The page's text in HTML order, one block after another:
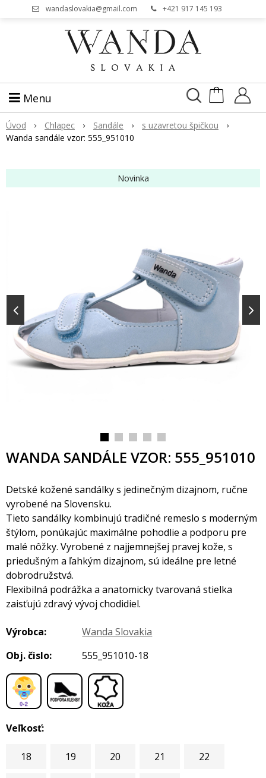
wandaslovakia@gmail.com +421 917 145 193
Menu
Úvod Chlapec Sandále
s uzavretou špičkou
Wanda sandále vzor: 555_951010
Novinka
WANDA SANDÁLE VZOR: 555_951010
Detské kožené sandálky s jedinečným dizajnom, ručne
vyrobené na Slovensku.
Tieto sandálky kombinujú tradičné remeslo s moderným
týlom, ponúkajúc maximálne pohodlie a podporu pre
malé nôžky. Vyrobené z najjemnejšej pravej kože, s
priedušným a ľahkým dizajnom, sú ideálne pre letné
dobrodružstvá.
Flexibilná podrážka a anatomicky tvarovaná stielka
zaisťujú zdravý vývoj chodidiel.
Výrobca:
Wanda Slovakia
Obj. čislo:
555_951010-18
Veľkosť:
18 19 20 21 22